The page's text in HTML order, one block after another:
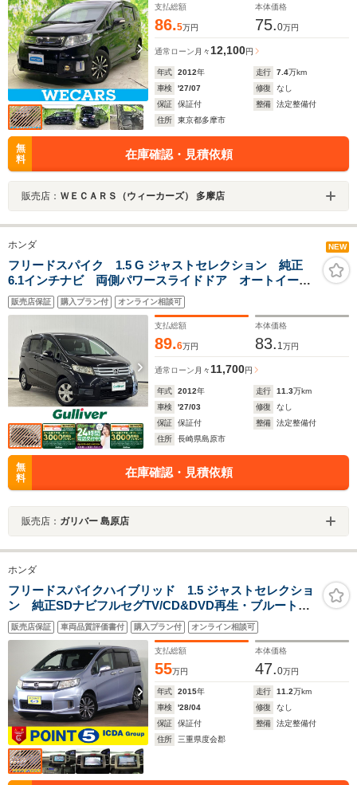
支払総額
86.5万円
本体価格
75.0万円
通常ローン 月々12,100円
年式 2012年 走行 7.4万km
車検
'27/07 修復
なし
保証
保証付 整備
法定整備付
住所
東京都多摩市
無
料
在庫確認・見積依頼
販売店： ＷＥＣＡＲＳ（ウィーカーズ） 多摩店
ホンダ NEW
フリードスパイク 1.5 G ジャストセレクション 純正
6.1インチナビ 両側パワースライドドア オートイージ
ークローザードア ETC プラズマクラスター搭載LED
ルーフ照明 クルーズコントロール キセノンヘッドラ
イト オートライト シートリフター
販売店保証 購入プラン付 オンライン相談可
支払総額
89.6万円
本体価格
83. 1万円
通常ローン 月々 11,700円
年式 2012年 走行 11.3万km
車検
'27/03 修復
なし
保証
保証付 整備
法定整備付
住所
長崎県島原市
無
料
在庫確認・見積依頼
販売店： ガリバー 島原店
ホンダ
フリードスパイクハイブリッド 1.5 ジャストセレクショ
ン 純正SDナビフルセグTV/CD&DVD再生・ブルートゥ
ース&USB接続/バックカメラ/ETC/両側電動スライドド
ア/クルコン/エンジンスターター/インテリキー/HIDオート
ライト/UVカット&プライバシーガラス/純正アルミ/買取
販売店保証 車両品質評価書付 購入プラン付 オンライン相談可
支払総額
55万円
本体価格
47.0万円
年式 2015年 走行 11.2万km
車検
'28/04 修復
なし
保証
保証付 整備
法定整備付
住所
三重県度会郡